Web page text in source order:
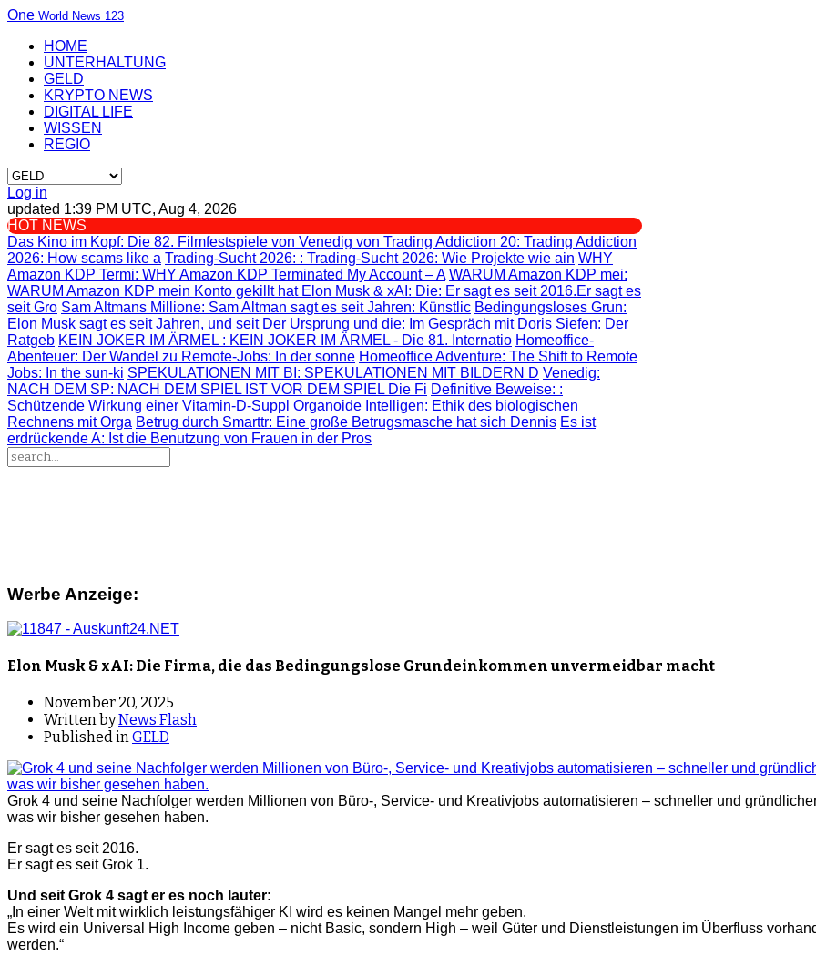
One World News 123
HOME
UNTERHALTUNG
GELD
KRYPTO NEWS
DIGITAL LIFE
WISSEN
REGIO
Log in
updated 1:39 PM UTC, Aug 4, 2026
HOT NEWS
Das Kino im Kopf: Die 82. Filmfestspiele von Venedig von Trading Addiction 20: Trading Addiction
2026: How scams like a Trading-Sucht 2026: : Trading-Sucht 2026: Wie Projekte wie ain WHY
Amazon KDP Termi: WHY Amazon KDP Terminated My Account – A WARUM Amazon KDP mei:
WARUM Amazon KDP mein Konto gekillt hat Elon Musk & xAI: Die: Er sagt es seit 2016.Er sagt es
seit Gro Sam Altmans Millione: Sam Altman sagt es seit Jahren: Künstlic Bedingungsloses Grun:
Elon Musk sagt es seit Jahren, und seit Der Ursprung und die: Im Gespräch mit Doris Siefen: Der
Ratgeb KEIN JOKER IM ÄRMEL : KEIN JOKER IM ÄRMEL - Die 81. Internatio Homeoffice-
Abenteuer: Der Wandel zu Remote-Jobs: In der sonne Homeoffice Adventure: The Shift to Remote
Jobs: In the sun-ki SPEKULATIONEN MIT BI : SPEKULATIONEN MIT BILDERN D Venedig:
NACH DEM SP: NACH DEM SPIEL IST VOR DEM SPIEL Die Fi Definitive Beweise: :
Schützende Wirkung einer Vitamin-D-Suppl Organoide Intelligen: Ethik des biologischen
Rechnens mit Orga Betrug durch Smarttr: Eine große Betrugsmasche hat sich Dennis Es ist
erdrückende A: Ist die Benutzung von Frauen in der Pros
Werbe Anzeige:
Elon Musk & xAI: Die Firma, die das Bedingungslose Grundeinkommen unvermeidbar macht
November 20, 2025
Written byNews Flash
Published inGELD
Grok 4 und seine Nachfolger werden Millionen von Büro-, Service- und Kreativjobs automatisieren – schneller und
was wir bisher gesehen haben.
Er sagt es seit 2016.
Er sagt es seit Grok 1.
Und seit Grok 4 sagt er es noch lauter:
„In einer Welt mit wirklich leistungsfähiger KI wird es keinen Mangel mehr geben.
Es wird ein Universal High Income geben – nicht Basic, sondern High – weil Güter und Dienstleistungen im Überfluss
werden.“